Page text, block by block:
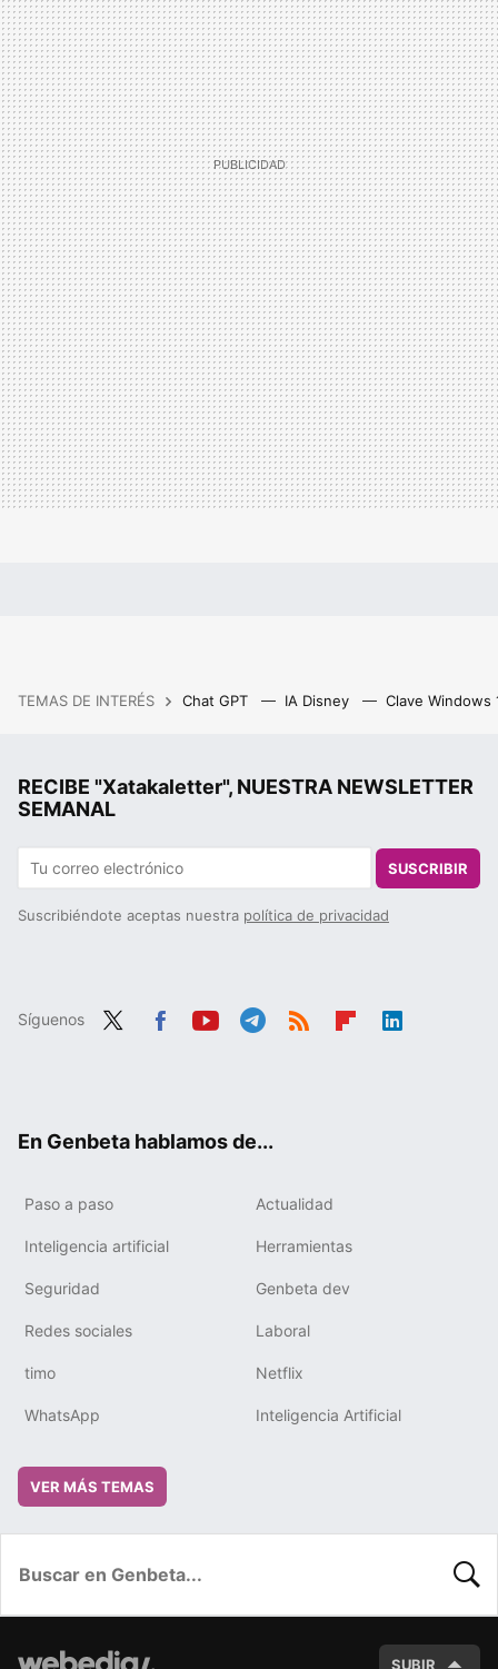
TEMAS DE INTERÉS Chat GPT IA Disney Clave Windows
RECIBE "Xatakaletter", NUESTRA NEWSLETTER
SEMANAL
SUSCRIBIR
Suscribiéndote aceptas nuestra política de privacidad
Síguenos
En Genbeta hablamos de...
Paso a paso Actualidad
Inteligencia artificial Herramientas
Seguridad Genbeta dev
Redes sociales Laboral
timo Netflix
WhatsApp Inteligencia Artificial
VER MÁS TEMAS
SUBIR